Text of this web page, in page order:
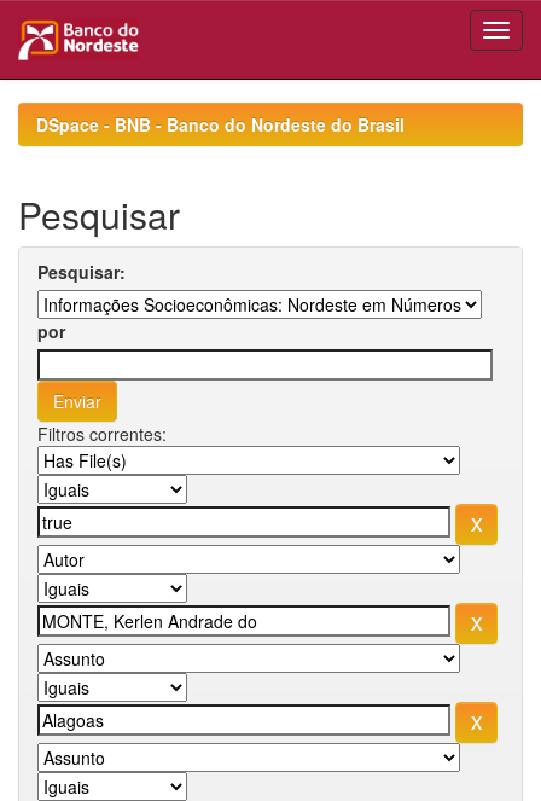
navigationDSpace - BNB - Banco do Nordeste do Brasil
Pesquisar
Pesquisar:
por
Filtros correntes: